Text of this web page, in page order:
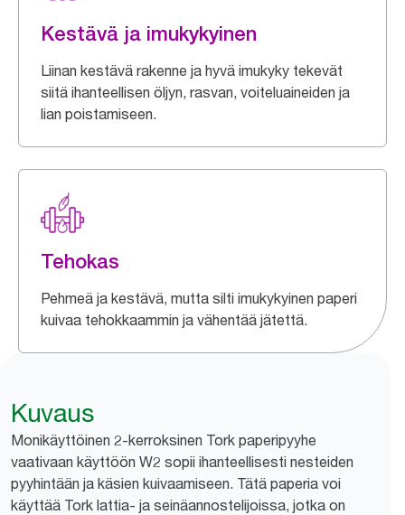
Kestävä ja imukykyinen
Liinan kestävä rakenne ja hyvä imukyky tekevät
siitä ihanteellisen öljyn, rasvan, voiteluaineiden ja
lian poistamiseen.
Tehokas
Pehmeä ja kestävä, mutta silti imukykyinen paperi
kuivaa tehokkaammin ja vähentää jätettä.
Kuvaus
Monikäyttöinen 2-kerroksinen Tork paperipyyhe
vaativaan käyttöön W2 sopii ihanteellisesti nesteiden
pyyhintään ja käsien kuivaamiseen. Tätä paperia voi
käyttää Tork lattia- ja seinäannostelijoissa, jotka on